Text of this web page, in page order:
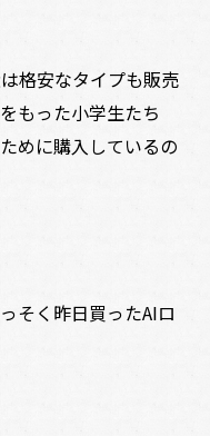
格安なタイプも販売
もった小学生たち
めに購入しているの
そく昨日買ったAIロ